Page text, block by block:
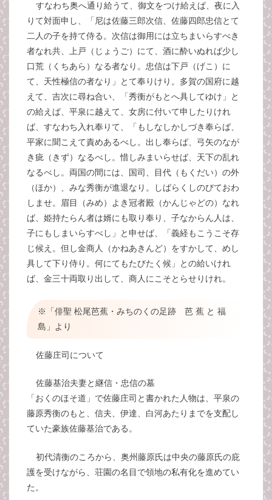
すなわち奥へ通り給うて、御文をつけ給えば、夜に入
りて対面申し、「尼は佐藤三郎次信、佐藤四郎忠信とて
二人の子を持て侍る。次信は御用には立ちまいらすべき
者なれ共、上戸（じょうご）にて、酒に酔いぬれば少し
口荒（くちあら）なる者なり。忠信は下戸（げこ）に
て、天性極信の者なり」とて奉りけり。多賀の国府に越
えて、吉次に尋ね合い、「秀衡がもとへ具してゆけ」と
の給えば、平泉に越えて、女房に付いて申したりけれ
ば、すなわち入れ奉りて、「もしなしかしづき奉らば、
平家に聞こえて責めあるべし。出し奉らば、弓矢のなが
き疵（きず）なるべし。惜しみまいらせば、天下の乱れ
なるべし。両国の間には、国司、目代（もくだい）の外
（ほか）、みな秀衡が進退なり。しばらくしのびておわ
しませ。眉目（みめ）よき冠者殿（かんじゃどの）なれ
ば、姫持たらん者は婿にも取り奉り、子なからん人は、
子にもしまいらすべし」と申せば、「義経もこうこそ存
じ候え。但し金商人（かねあきんど）をすかして、めし
具して下り侍り。何にてもたびたく候」との給いけれ
ば、金三十両取り出して、商人にこそとらせりけれ。
※「俳聖 松尾芭蕉・みちのくの足跡 芭 蕉 と 福
島」より
佐藤庄司について
佐藤基治夫妻と継信・忠信の墓
「おくのほそ道」で佐藤庄司と書かれた人物は、平泉の
藤原秀衡のもと、信夫、伊達、白河あたりまでを支配し
ていた豪族佐藤基治である。
初代清衡のころから、奥州藤原氏は中央の藤原氏の庇
護を受けながら、荘園の名目で領地の私有化を進めてい
た。